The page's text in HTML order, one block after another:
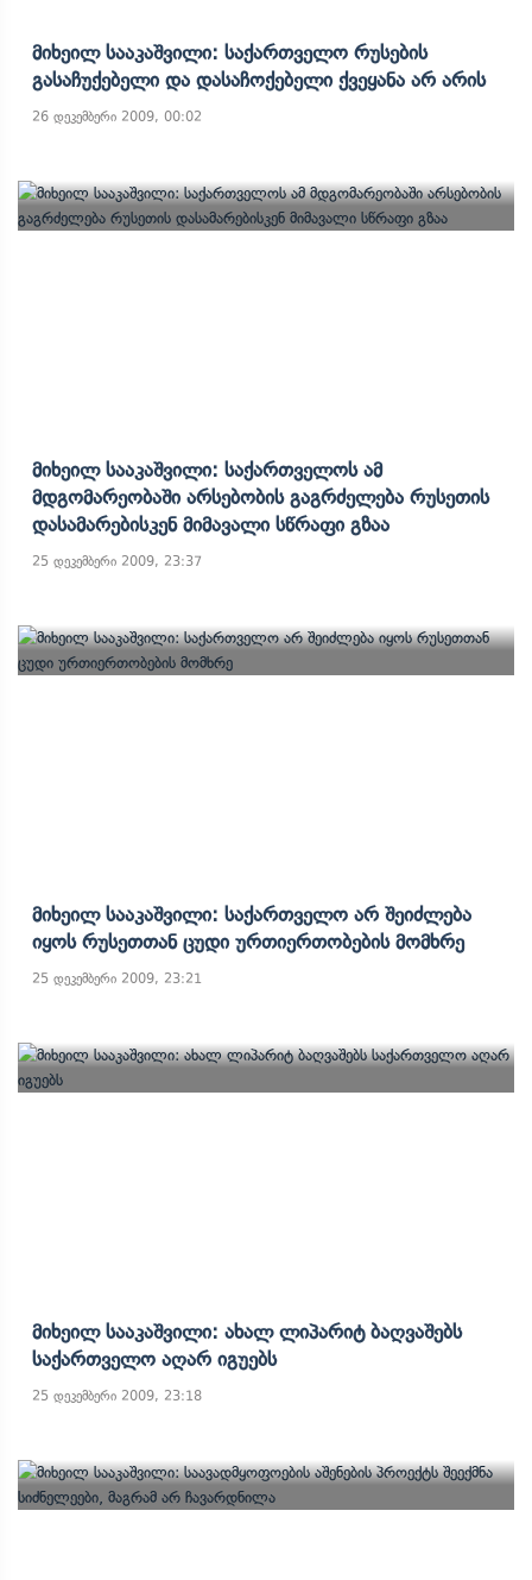
Მიხეილ Სააკაშვილი: Საქართველო Რუსების
Გასაჩუქებელი Და Დასაჩოქებელი Ქვეყანა Არ Არის
26 დეკემბერი 2009, 00:02
Მიხეილ Სააკაშვილი: Საქართველოს Ამ
Მდგომარეობაში Არსებობის Გაგრძელება Რუსეთის
Დასამარებისკენ Მიმავალი Სწრაფი Გზაა
25 დეკემბერი 2009, 23:37
Მიხეილ Სააკაშვილი: Საქართველო Არ Შეიძლება
Იყოს Რუსეთთან Ცუდი Ურთიერთობების Მომხრე
25 დეკემბერი 2009, 23:21
Მიხეილ Სააკაშვილი: Ახალ Ლიპარიტ Ბაღვაშებს
Საქართველო Აღარ Იგუებს
25 დეკემბერი 2009, 23:18